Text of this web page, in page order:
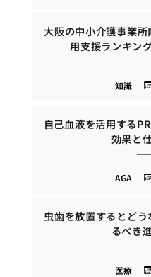
大阪の中小介護事業
用支援ランキン
知識
自己血液を活用する
効果と
AGA
虫歯を放置するとど
るべき
医療